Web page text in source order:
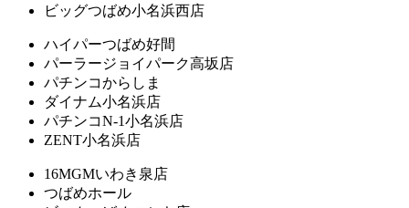
ビッグつばめ小名浜西店
ハイパーつばめ好間
パーラージョイパーク高坂店
パチンコからしま
ダイナム小名浜店
パチンコN-1小名浜店
ZENT小名浜店
16MGMいわき泉店
つばめホール